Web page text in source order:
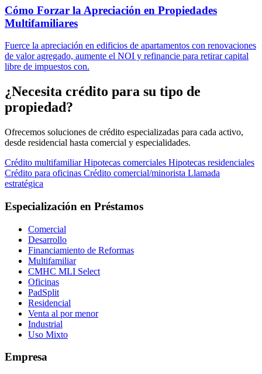
Cómo Forzar la Apreciación en Propiedades
Multifamiliares
Fuerce la apreciación en edificios de apartamentos con renovaciones
de valor agregado, aumente el NOI y refinancie para retirar capital
libre de impuestos con.
¿Necesita crédito para su tipo de
propiedad?
Ofrecemos soluciones de crédito especializadas para cada activo,
desde residencial hasta comercial y especialidades.
Crédito multifamiliarHipotecas comerciales Hipotecas residenciales
Crédito para oficinas Crédito comercial/minorista Llamada
estratégica
Especialización en Préstamos
Comercial
Desarrollo
Financiamiento de Reformas
Multifamiliar
CMHC MLI Select
Oficinas
PadSplit
Residencial
Venta al por menor
Industrial
Uso Mixto
Empresa